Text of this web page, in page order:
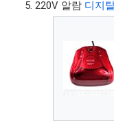
220V 알람 디지